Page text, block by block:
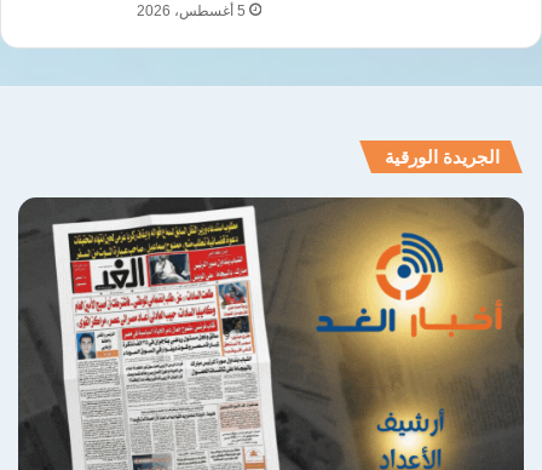
5 أغسطس، 2026
الجريدة الورقية